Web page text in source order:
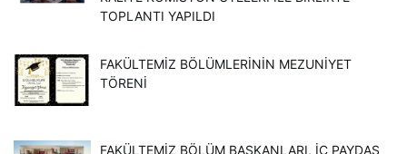
TOPLANTI YAPILDI
FAKÜLTEMIZ BÖLÜMLERININ MEZUNIYET
TÖRENI
FAKÜLTEMIZ BÖLÜM BAŞKANLARI, İÇ PAYDAŞ